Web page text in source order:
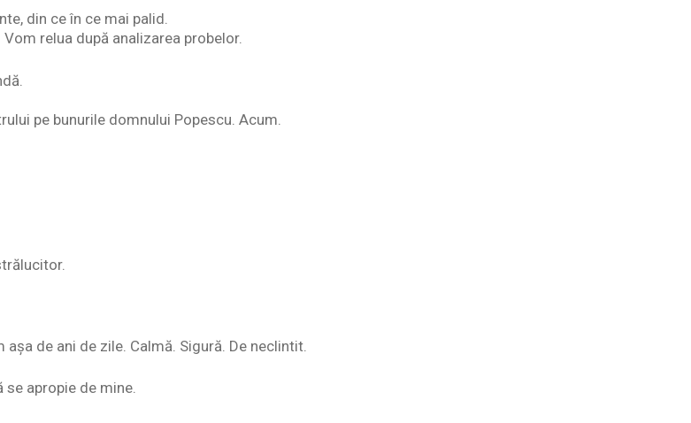
din ce în ce mai palid.
relua după analizarea probelor.
pe bunurile domnului Popescu. Acum.
de ani de zile. Calmă. Sigură. De neclintit.
se apropie de mine.